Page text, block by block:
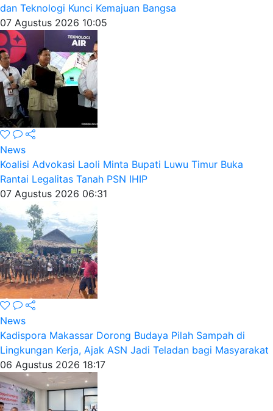
dan Teknologi Kunci Kemajuan Bangsa
07 Agustus 2026 10:05
News
Koalisi Advokasi Laoli Minta Bupati Luwu Timur Buka
Rantai Legalitas Tanah PSN IHIP
07 Agustus 2026 06:31
News
Kadispora Makassar Dorong Budaya Pilah Sampah di
Lingkungan Kerja, Ajak ASN Jadi Teladan bagi Masyarakat
06 Agustus 2026 18:17